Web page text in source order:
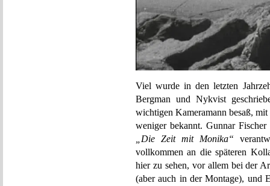
Viel wurde in den letzten
Bergman und Nykvist
wichtigen Kameramann besaß,
weniger bekannt. Gunnar
„Die Zeit mit Monika“
vollkommen an die späteren
hier zu sehen, vor allem bei der
(aber auch in der Montage), und